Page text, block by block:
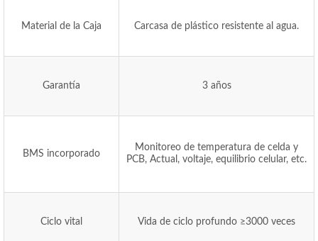
Material de la Caja Carcasa de plástico resistente al agua.
Garantía 3 años
BMS incorporado
Monitoreo de temperatura de celda y
PCB, Actual, voltaje, equilibrio celular, etc.
Ciclo vital Vida de ciclo profundo ≥3000 veces